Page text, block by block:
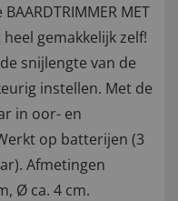
MET
heel gemakkelijk zelf!
snijlengte van de
instellen. Met de
in oor- en
op batterijen (3
Afmetingen
Ø ca. 4 cm.